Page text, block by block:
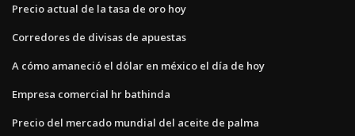
Precio actual de la tasa de oro hoy
Corredores de divisas de apuestas
A cómo amaneció el dólar en méxico el día de hoy
Empresa comercial hr bathinda
Precio del mercado mundial del aceite de palma